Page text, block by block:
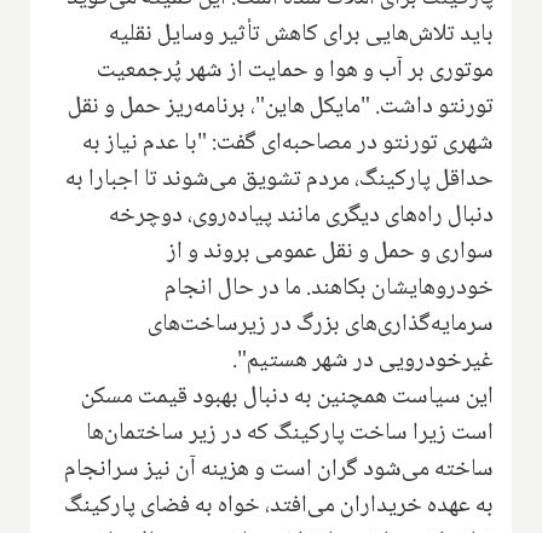
باید تلاش‌هایی برای کاهش تأثیر وسایل نقلیه
موتوری بر آب و هوا و حمایت از شهر پُرجمعیت
تورنتو داشت. "مایکل هاین"، برنامه‌ریز حمل و نقل
شهری تورنتو در مصاحبه‌ای گفت: "با عدم نیاز به
حداقل پارکینگ، مردم تشویق می‌شوند تا اجبارا به
دنبال راه‌های دیگری مانند پیاده‌روی، دوچرخه
سواری و حمل و نقل عمومی بروند و از
خودروهایشان بکاهند. ما در حال انجام
سرمایه‌گذاری‌های بزرگ در زیرساخت‌های
غیرخودرویی در شهر هستیم".
این سیاست همچنین به دنبال بهبود قیمت مسکن
است زیرا ساخت پارکینگ که در زیر ساختمان‌ها
ساخته می‌شود گران است و هزینه آن نیز سرانجام
به عهده خریداران می‌افتد، خواه به فضای پارکینگ